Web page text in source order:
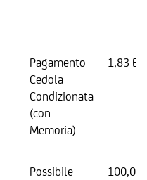
Pagamento
Cedola
Condizionata
(con
Memoria)
1,83
Possibile
100,00